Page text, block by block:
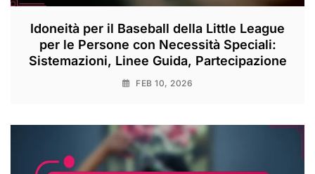
Idoneità per il Baseball della Little League
per le Persone con Necessità Speciali:
Sistemazioni, Linee Guida, Partecipazione
FEB 10, 2026